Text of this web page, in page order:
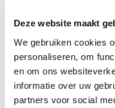
Deze website maakt
We gebruiken cookies
personaliseren, om
en om ons
informatie over uw
partners voor social